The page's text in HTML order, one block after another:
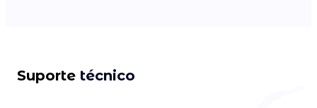
Suporte técnico